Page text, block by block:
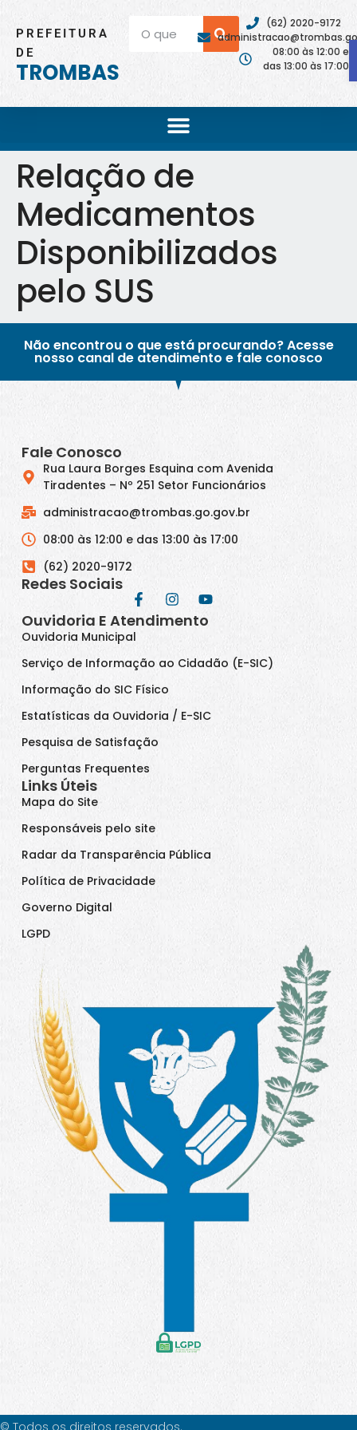
PREFEITURA
DE
TROMBAS
(62) 2020-9172
08:00 às 12:00 e
das 13:00 às 17:00
Relação de
Medicamentos
Disponibilizados
pelo SUS
Não encontrou o que está procurando? Acesse
nosso canal de atendimento e fale conosco
Fale Conosco
Rua Laura Borges Esquina com Avenida
Tiradentes – Nº 251 Setor Funcionários
administracao@trombas.go.gov.br
08:00 às 12:00 e das 13:00 às 17:00
(62) 2020-9172
Redes Sociais
Ouvidoria E Atendimento
Ouvidoria Municipal
Serviço de Informação ao Cidadão (E-SIC)
Informação do SIC Físico
Estatísticas da Ouvidoria / E-SIC
Pesquisa de Satisfação
Perguntas Frequentes
Links Úteis
Mapa do Site
Responsáveis pelo site
Radar da Transparência Pública
Política de Privacidade
Governo Digital
LGPD
© Todos os direitos reservados.